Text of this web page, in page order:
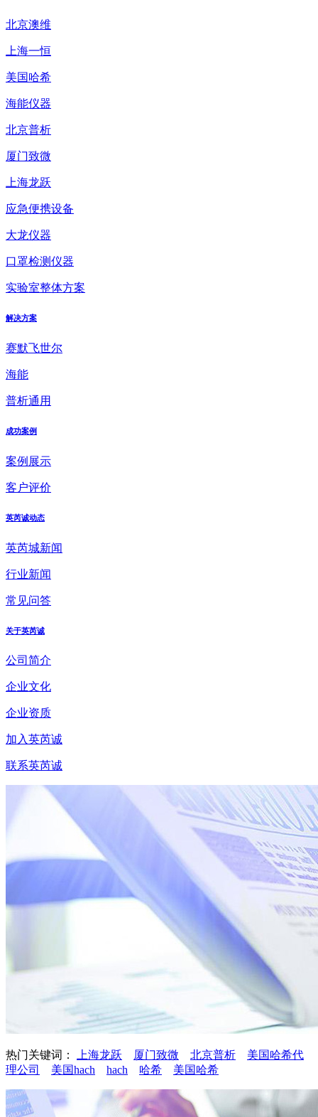
北京澳维
上海一恒
美国哈希
海能仪器
北京普析
厦门致微
上海龙跃
应急便携设备
大龙仪器
口罩检测仪器
实验室整体方案
解决方案
赛默飞世尔
海能
普析通用
成功案例
案例展示
客户评价
英芮诚动态
英芮城新闻
行业新闻
常见问答
关于英芮诚
公司简介
企业文化
企业资质
加入英芮诚
联系英芮诚
热门关键词： 上海龙跃 厦门致微 北京普析
美国哈希代
理公司
美国hach hach 哈希 美国哈希